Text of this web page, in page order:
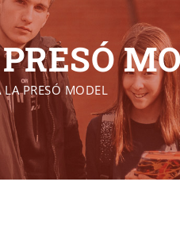
LA PRESÓ MODEL